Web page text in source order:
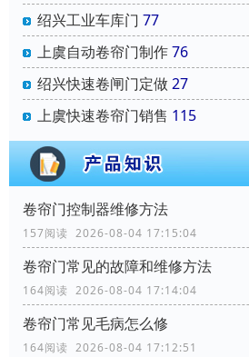
绍兴工业车库门 77
上虞自动卷帘门制作76
绍兴快速卷闸门定做27
上虞快速卷帘门销售 115
卷帘门控制器维修方法
157阅读 2026-08-04 17:15:04
卷帘门常见的故障和维修方法
164阅读 2026-08-04 17:14:04
卷帘门常见毛病怎么修
164阅读 2026-08-04 17:12:51